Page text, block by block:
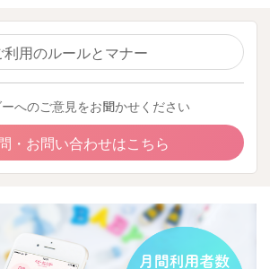
利用のルールとマナー
へのご意見をお聞かせください
・お問い合わせはこちら